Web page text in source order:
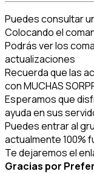
Puedes consultar
Colocando el
Podrás ver los
actualizaciones
Recuerda que las
con MUCHAS
Esperamos que
ayuda en sus
Puedes entrar al
actualmente 100%
Gracias por